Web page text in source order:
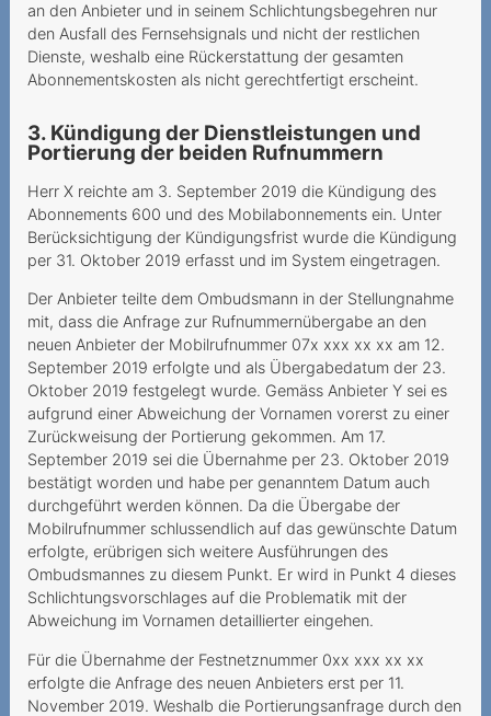
an den Anbieter und in seinem Schlichtungsbegehren nur
den Ausfall des Fernsehsignals und nicht der restlichen
Dienste, weshalb eine Rückerstattung der gesamten
Abonnementskosten als nicht gerechtfertigt erscheint.
3. Kündigung der Dienstleistungen und
Portierung der beiden Rufnummern
Herr X reichte am 3. September 2019 die Kündigung des
Abonnements 600 und des Mobilabonnements ein. Unter
Berücksichtigung der Kündigungsfrist wurde die Kündigung
per 31. Oktober 2019 erfasst und im System eingetragen.
Der Anbieter teilte dem Ombudsmann in der Stellungnahme
mit, dass die Anfrage zur Rufnummernübergabe an den
neuen Anbieter der Mobilrufnummer 07x xxx xx xx am 12.
September 2019 erfolgte und als Übergabedatum der 23.
Oktober 2019 festgelegt wurde. Gemäss Anbieter Y sei es
aufgrund einer Abweichung der Vornamen vorerst zu einer
Zurückweisung der Portierung gekommen. Am 17.
September 2019 sei die Übernahme per 23. Oktober 2019
bestätigt worden und habe per genanntem Datum auch
durchgeführt werden können. Da die Übergabe der
Mobilrufnummer schlussendlich auf das gewünschte Datum
erfolgte, erübrigen sich weitere Ausführungen des
Ombudsmannes zu diesem Punkt. Er wird in Punkt 4 dieses
Schlichtungsvorschlages auf die Problematik mit der
Abweichung im Vornamen detaillierter eingehen.
Für die Übernahme der Festnetznummer 0xx xxx xx xx
erfolgte die Anfrage des neuen Anbieters erst per 11.
November 2019. Weshalb die Portierungsanfrage durch den
Finanzielle Notlage
ausgenutzt
Gehört die Schweiz zur EU
Auf Falschauskünfte der
Mitarbeitenden darf man
Corona-Pandemie führt zu
teurer Flugannullierung
Nachschieben von
Nutzungsrichtlinien
Facturation de données
fantomes
Une demande de résiliation
aboutissant à une
prolongation de
2019
Verweigerung der
Portierung der Rufnummer
Unmögliche
Festnetztelefonie -
Technologiewechsel ohne
Strom